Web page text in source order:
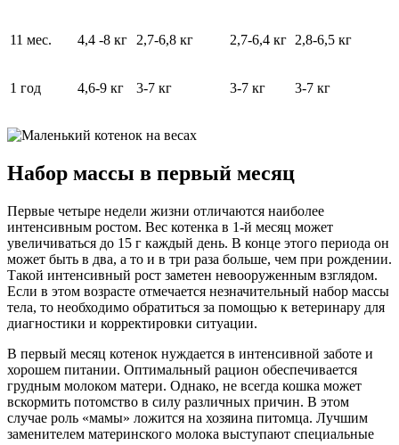
11 мес. 4,4 -8 кг 2,7-6,8 кг 2,7-6,4 кг 2,8-6,5 кг
1 год 4,6-9 кг 3-7 кг 3-7 кг 3-7 кг
Набор массы в первый месяц
Первые четыре недели жизни отличаются наиболее
интенсивным ростом. Вес котенка в 1-й месяц может
увеличиваться до 15 г каждый день. В конце этого периода он
может быть в два, а то и в три раза больше, чем при рождении.
Такой интенсивный рост заметен невооруженным взглядом.
Если в этом возрасте отмечается незначительный набор массы
тела, то необходимо обратиться за помощью к ветеринару для
диагностики и корректировки ситуации.
В первый месяц котенок нуждается в интенсивной заботе и
хорошем питании. Оптимальный рацион обеспечивается
грудным молоком матери. Однако, не всегда кошка может
вскормить потомство в силу различных причин. В этом
случае роль «мамы» ложится на хозяина питомца. Лучшим
заменителем материнского молока выступают специальные